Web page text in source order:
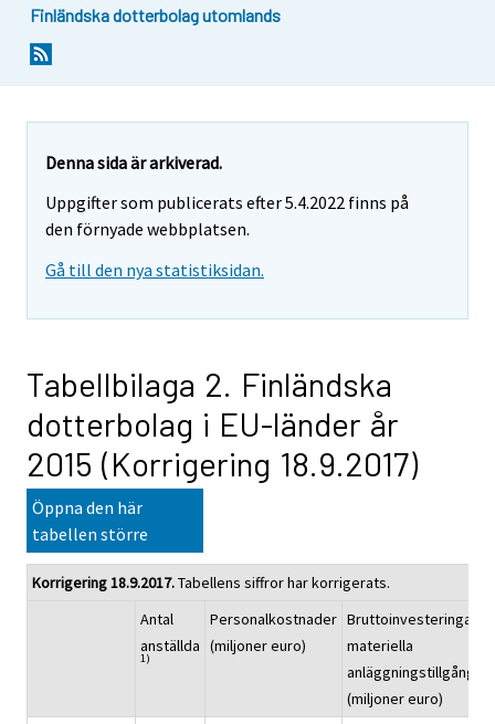
Finländska dotterbolag utomlands
Denna sida är arkiverad.
Uppgifter som publicerats efter 5.4.2022 finns på
den förnyade webbplatsen.
Gå till den nya statistiksidan.
Tabellbilaga 2. Finländska
dotterbolag i EU-länder år
2015 (Korrigering 18.9.2017)
Öppna den här
tabellen större
Korrigering 18.9.2017.Tabellens siffror har korrigerats.
Antal
anställda
1)
Personalkostnader
(miljoner euro)
Bruttoinvesteringar i
materiella
anläggningstillgångar
(miljoner euro)